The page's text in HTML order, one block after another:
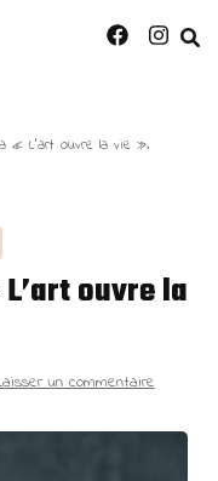
« L’art ouvre la vie ».
ouvre la
un commentaire